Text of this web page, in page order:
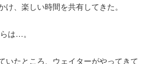
け、楽しい時間を共有してきた。
は…。
いたところ、ウェイターがやってきて